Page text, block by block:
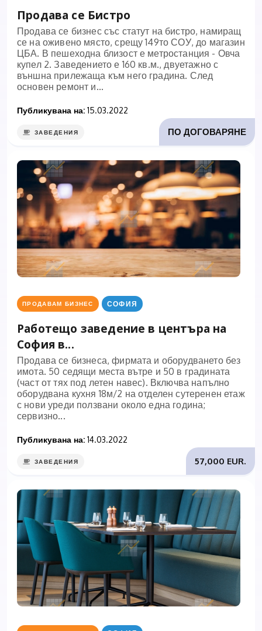
Продава се Бистро
Продава се бизнес със статут на бистро, намиращ
се на оживено място, срещу 149то СОУ, до магазин
ЦБА. В пешеходна близост е метростанция - Овча
купел 2. Заведението е 160 кв.м., двуетажно с
външна прилежаща към него градина. След
основен ремонт и...
Публикувана на: 15.03.2022
ПО ДОГОВАРЯНЕ
ЗАВЕДЕНИЯ
ПРОДАВАМ БИЗНЕС СОФИЯ
Работещо заведение в центъра на
София в...
Продава се бизнеса, фирмата и оборудването без
имота. 50 седящи места вътре и 50 в градината
(част от тях под летен навес). Включва напълно
оборудвана кухня 18м/2 на отделен сутеренен етаж
с нови уреди ползвани около една година;
сервизно...
Публикувана на: 14.03.2022
57,000 EUR.
ЗАВЕДЕНИЯ